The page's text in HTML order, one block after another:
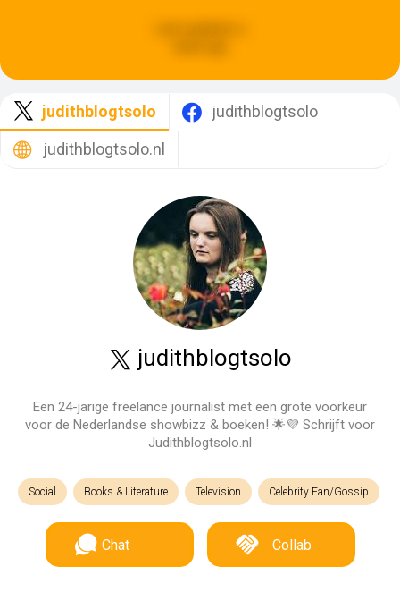
judithblogtsolo
judithblogtsolo
judithblogtsolo.nl
judithblogtsolo
Een 24-jarige freelance journalist met een grote voorkeur
voor de Nederlandse showbizz & boeken! 🌟💜 Schrijft voor
Judithblogtsolo.nl
Social Books & Literature Television Celebrity Fan/Gossip
Chat Collab